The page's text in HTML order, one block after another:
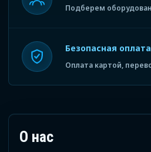
Подберем
Безопасная оплата
Оплата картой,
О нас